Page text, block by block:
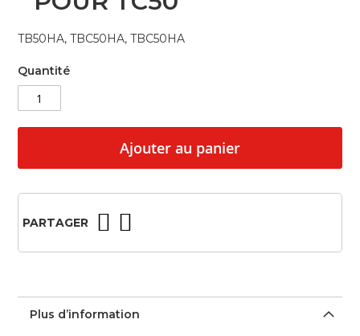
beginning
the
gallery
TB50HA, TBC50HA, TBC50HA
Quantité
Ajouter au panier
PARTAGER
Plus d’information